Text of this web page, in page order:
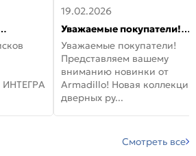
ИНТЕГРА
19.02.2026
Уважаемые покупатели!
Представляем вашему
вниманию новинки от
Armadillo!
Уважаемые покупатели!
Представляем вашему
вниманию новинки от
Armadillo! Новая коллекция
дверных ру...
Смотреть все